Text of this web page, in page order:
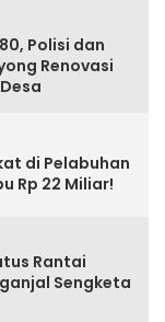
Polisi dan
Renovasi
di Pelabuhan
Rp 22 Miliar!
Rantai
Sengketa